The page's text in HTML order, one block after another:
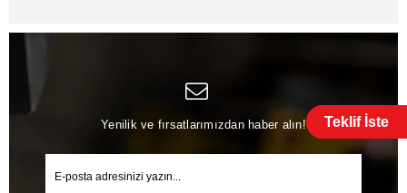
Teklif İste
Yenilik ve fırsatlarımızdan haber alın!